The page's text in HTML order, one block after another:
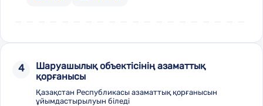
4
Шаруашылық объектісінің азаматтық
қорғанысы
Қазақстан Республикасы азаматтық қорғанысын
ұйымдастырылуын біледі